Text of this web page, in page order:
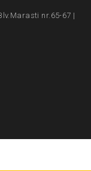
nr.65-67 |